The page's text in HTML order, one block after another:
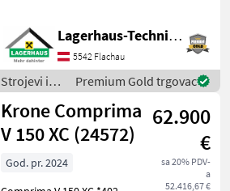
ausreichend Zeit für die
Beratung und eventuell
einer Probefahrt für Sie zu
re
Lagerhaus-Technik Flachau
5542 Flachau
Strojevi i
oprema za
travu i
baliranje /
Sonstige
Premium Gold trgovac
Krone Comprima
V 150 XC (24572)
62.900
€
sa 20% PDV-
a
52.416,67 €
God. pr. 2024